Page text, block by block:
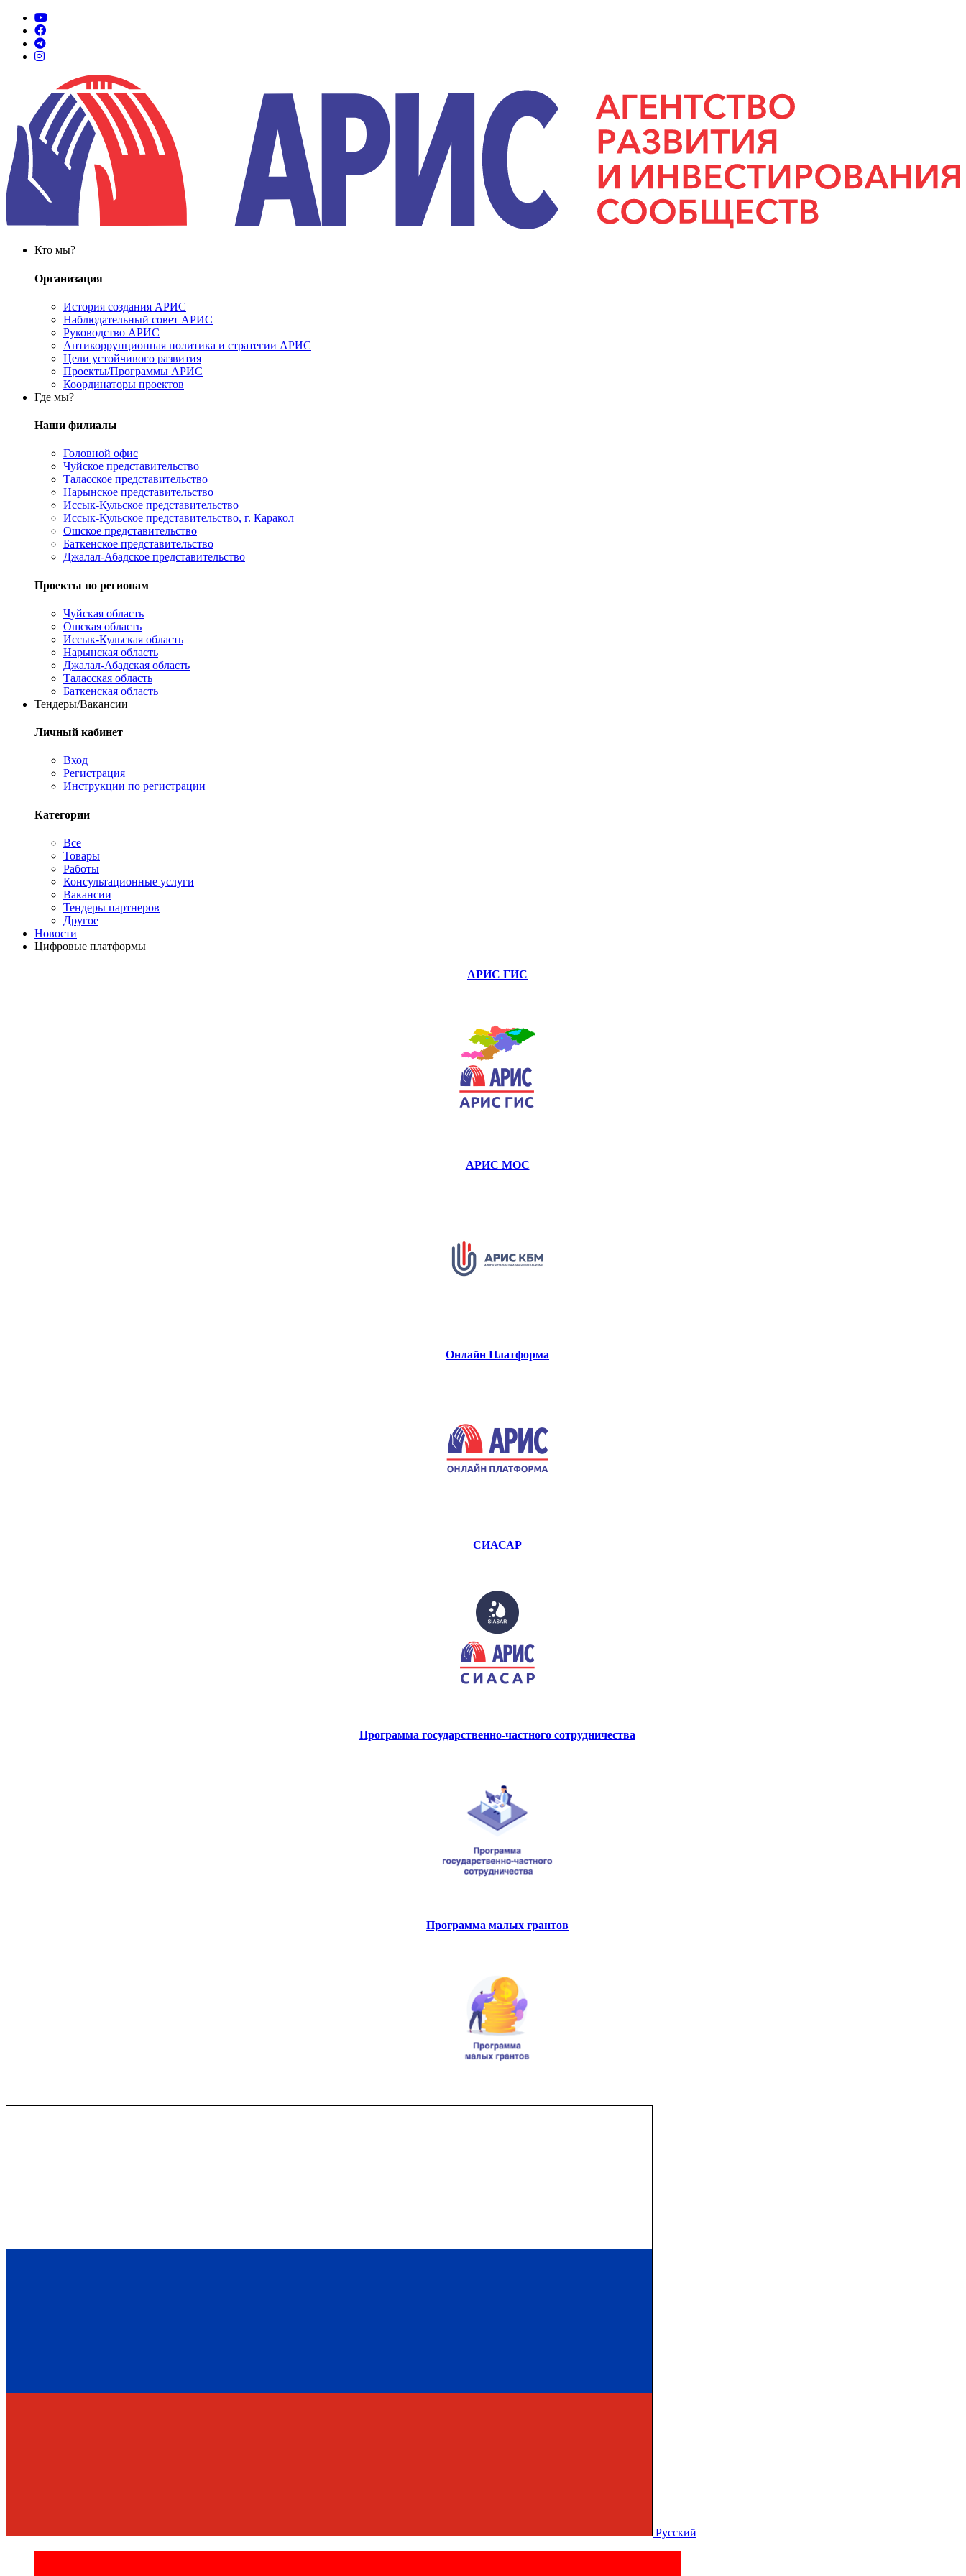
Кто мы?
Организация
История создания АРИС
Наблюдательный совет АРИС
Руководство АРИС
Антикоррупционная политика и стратегии АРИС
Цели устойчивого развития
Проекты/Программы АРИС
Координаторы проектов
Где мы?
Наши филиалы
Головной офис
Чуйское представительство
Таласское представительство
Нарынское представительство
Иссык-Кульское представительство
Иссык-Кульское представительство, г. Каракол
Ошское представительство
Баткенское представительство
Джалал-Абадское представительство
Проекты по регионам
Чуйская область
Ошская область
Иссык-Кульская область
Нарынская область
Джалал-Абадская область
Таласская область
Баткенская область
Тендеры/Вакансии
Личный кабинет
Вход
Регистрация
Инструкции по регистрации
Категории
Все
Товары
Работы
Консультационные услуги
Вакансии
Тендеры партнеров
Другое
Новости
Цифровые платформы
АРИС ГИС
АРИС МОС
Онлайн Платформа
СИАСАР
Программа государственно-частного сотрудничества
Программа малых грантов
Русский